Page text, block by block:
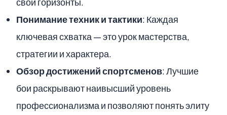
Понимание техник и тактики: Каждая
ключевая схватка — это урок мастерства,
стратегии и характера.
Обзор достижений спортсменов: Лучшие
бои раскрывают наивысший уровень
профессионализма и позволяют понять элиту